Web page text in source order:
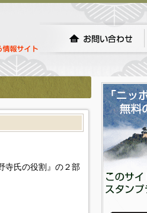
寺氏の役割』の２部